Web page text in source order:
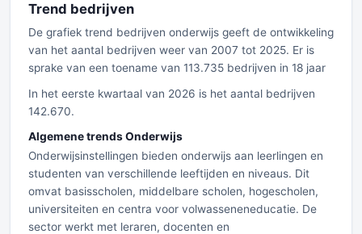
Trend bedrijven
De grafiek trend bedrijven onderwijs geeft de ontwikkeling
van het aantal bedrijven weer van 2007 tot 2025. Er is
sprake van een toename van 113.735 bedrijven in 18 jaar
In het eerste kwartaal van 2026 is het aantal bedrijven
142.670.
Algemene trends Onderwijs
Onderwijsinstellingen bieden onderwijs aan leerlingen en
studenten van verschillende leeftijden en niveaus. Dit
omvat basisscholen, middelbare scholen, hogescholen,
universiteiten en centra voor volwasseneneducatie. De
sector werkt met leraren, docenten en